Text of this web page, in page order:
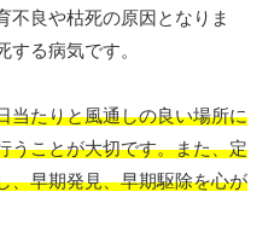
不良や枯死の原因となりま
る病気です。
当たりと風通しの良い場所に
うことが大切です。また、定
、早期発見、早期駆除を心が